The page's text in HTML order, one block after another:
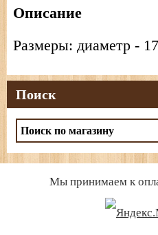
Описание
Размеры: диаметр -
Поиск
Мы принимаем к